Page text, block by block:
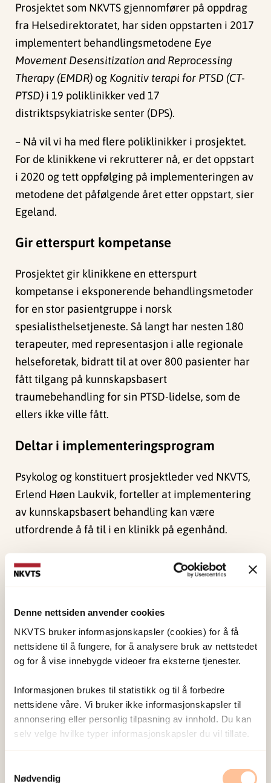
Denne nettsiden anvender cookies
NKVTS bruker informasjonskapsler (cookies) for å få
nettsidene til å fungere, for å analysere bruk av nettstedet
og for å vise innebygde videoer fra eksterne tjenester.
Informasjonen brukes til statistikk og til å forbedre
nettsidene våre. Vi bruker ikke informasjonskapsler til
annonsering eller personlig tilpasning av innhold. Du kan
selv velge hvilke typer informasjonskapsler du vil tillate.
Nødvendig
Prosjektet som NKVTS gjennomfører på oppdrag
fra Helsedirektoratet, har siden oppstarten i 2017
implementert behandlingsmetodene Eye
Movement Desensitization and Reprocessing
Therapy (EMDR) og Kognitiv terapi for PTSD (CT-
PTSD) i 19 poliklinikker ved 17
distriktspsykiatriske senter (DPS).
– Nå vil vi ha med flere poliklinikker i prosjektet.
For de klinikkene vi rekrutterer nå, er det oppstart
i 2020 og tett oppfølging på implementeringen av
metodene det påfølgende året etter oppstart, sier
Egeland.
Gir etterspurt kompetanse
Prosjektet gir klinikkene en etterspurt
kompetanse i eksponerende behandlingsmetoder
for en stor pasientgruppe i norsk
spesialisthelsetjeneste. Så langt har nesten 180
terapeuter, med representasjon i alle regionale
helseforetak, bidratt til at over 800 pasienter har
fått tilgang på kunnskapsbasert
traumebehandling for sin PTSD-lidelse, som de
ellers ikke ville fått.
Deltar i implementeringsprogram
Psykolog og konstituert prosjektleder ved NKVTS,
Erlend Høen Laukvik, forteller at implementering
av kunnskapsbasert behandling kan være
utfordrende å få til i en klinikk på egenhånd.
deltar. Det vil si at ledere og behandlere fra
sier han.
For å kunne møte utfordringene rundt
implementeringen av nye behandlingsmetoder vil
implementeringsprogram kaltLeadership and
Organizational Change for Implementation
. Programmet er rettet mot å støtte hele
tett oppfølging av ledelsen i poliklinikken i ett år